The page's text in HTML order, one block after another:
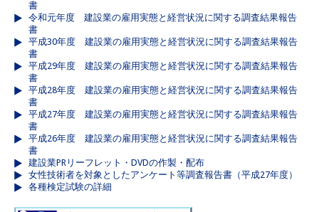
書
令和元年度 建設業の雇用実態と経営状況に関する調査結果報告
書
平成30年度 建設業の雇用実態と経営状況に関する調査結果報告
書
平成29年度 建設業の雇用実態と経営状況に関する調査結果報告
書
平成28年度 建設業の雇用実態と経営状況に関する調査結果報告
書
平成27年度 建設業の雇用実態と経営状況に関する調査結果報告
書
平成26年度 建設業の雇用実態と経営状況に関する調査結果報告
書
建設業PRリーフレット・DVDの作製・配布
女性技術者を対象としたアンケート等調査報告書（平成27年度）
各種検定試験の詳細